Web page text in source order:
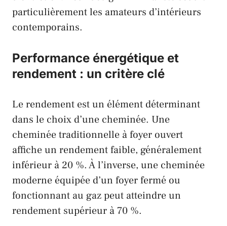
particulièrement les amateurs d’intérieurs
contemporains.
Performance énergétique et
rendement : un critère clé
Le rendement est un élément déterminant
dans le choix d’une cheminée. Une
cheminée traditionnelle à foyer ouvert
affiche un rendement faible, généralement
inférieur à 20 %. À l’inverse, une cheminée
moderne équipée d’un foyer fermé ou
fonctionnant au gaz peut atteindre un
rendement supérieur à 70 %.